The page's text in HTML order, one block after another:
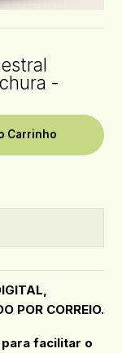
-
Carrinho
POR CORREIO.
para facilitar o